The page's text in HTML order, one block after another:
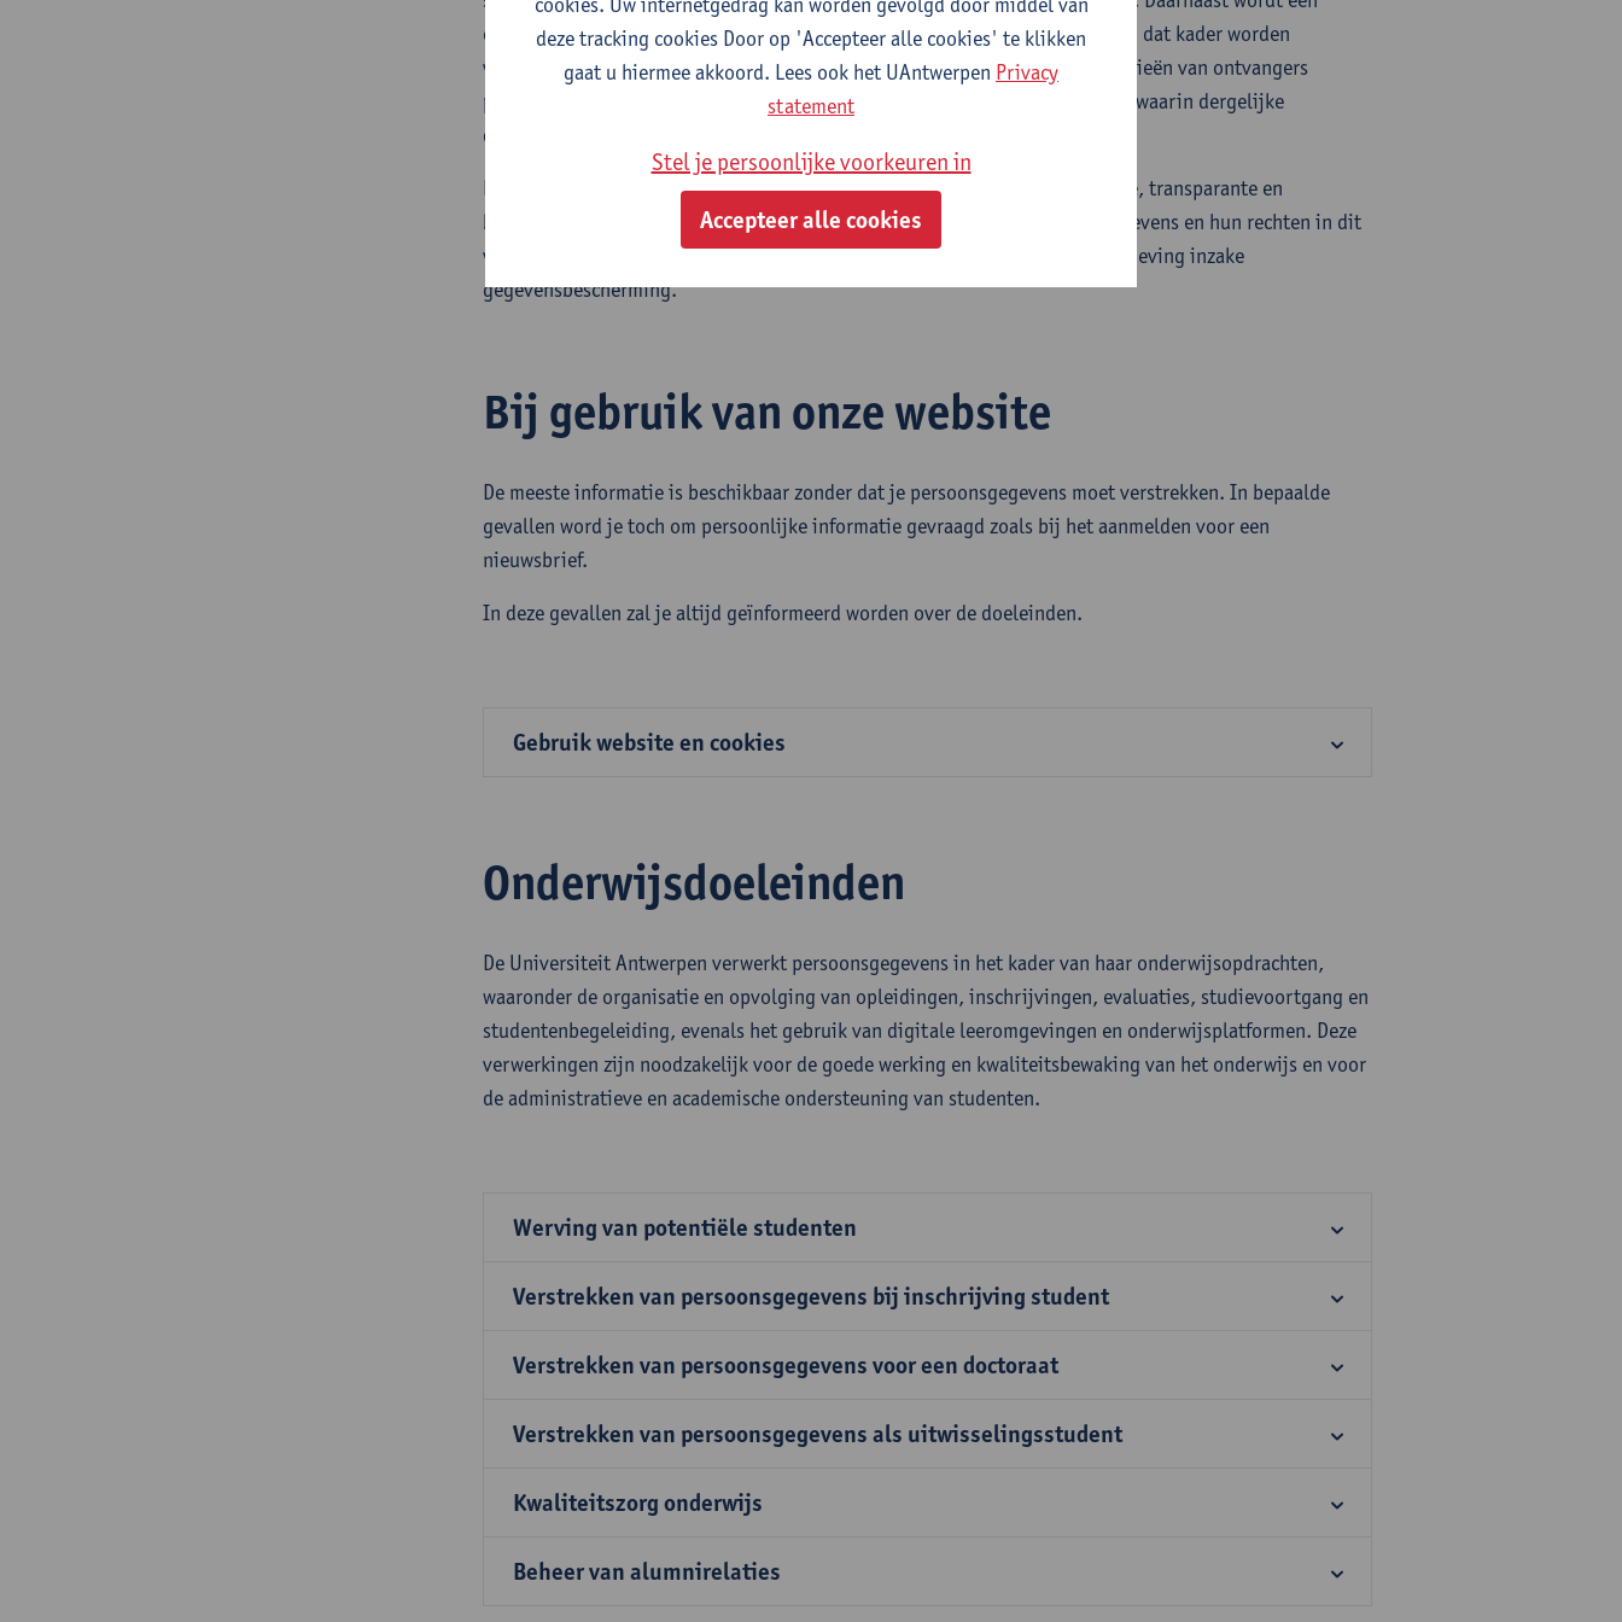
overzicht gegeven van de relevante categorieën van persoonsgegevens die in dat kader worden
verwerkt. Waar van toepassing, wordt eveneens toegelicht aan welke categorieën van ontvangers
persoonsgegevens kunnen worden meegedeeld, evenals de omstandigheden waarin dergelijke
doorgiften plaatsvinden.
Deze informatie beoogt betrokkenen in staat te stellen op een geïnformeerde, transparante en
begrijpelijke wijze kennis te nemen van de verwerking van hun persoonsgegevens en hun rechten in dit
verband effectief uit te oefenen, in overeenstemming met de geldende regelgeving inzake
gegevensbescherming.
Bij gebruik van onze website
De meeste informatie is beschikbaar zonder dat je persoonsgegevens moet verstrekken. In bepaalde
gevallen word je toch om persoonlijke informatie gevraagd zoals bij het aanmelden voor een
nieuwsbrief.
In deze gevallen zal je altijd geïnformeerd worden over de doeleinden.
Gebruik website en cookies
Onderwijsdoeleinden
De Universiteit Antwerpen verwerkt persoonsgegevens in het kader van haar onderwijsopdrachten,
waaronder de organisatie en opvolging van opleidingen, inschrijvingen, evaluaties, studievoortgang en
studentenbegeleiding, evenals het gebruik van digitale leeromgevingen en onderwijsplatformen. Deze
verwerkingen zijn noodzakelijk voor de goede werking en kwaliteitsbewaking van het onderwijs en voor
de administratieve en academische ondersteuning van studenten.
Werving van potentiële studenten
Verstrekken van persoonsgegevens bij inschrijving student
Verstrekken van persoonsgegevens voor een doctoraat
Verstrekken van persoonsgegevens als uitwisselingsstudent
Kwaliteitszorg onderwijs
Beheer van alumnirelaties
deze tracking cookies Door op 'Accepteer alle cookies' te klikken
gaat u hiermee akkoord. Lees ook het UAntwerpen Privacy
statement
Stel je persoonlijke voorkeuren in
Accepteer alle cookies